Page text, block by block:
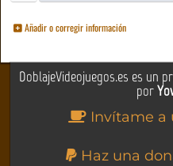
Añadir o corregir información
DoblajeVideojuegos.es es un
por
Invítame a
Haz una